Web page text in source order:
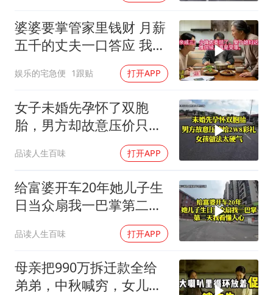
婆婆要掌管家里钱财 月薪
五千的丈夫一口答应 我拒
娱乐的宅急便 1跟贴 打开APP
女子未婚先孕怀了双胞
胎，男方却故意压价只给
品读人生百味 打开APP
给富婆开车20年她儿子生
日当众扇我一巴掌第二天
品读人生百味 打开APP
母亲把990万拆迁款全给
弟弟，中秋喊穷，女儿笑